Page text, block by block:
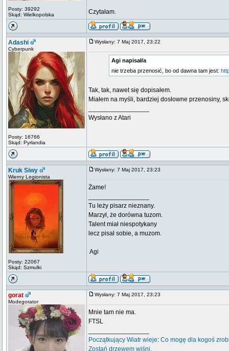
Posty: 39292
Skąd: Wielkopolska
Czytałam.
Adashi
Cyberpunk
Posty: 16766
Skąd: Pyrlandia
Wysłany: 7 Maj 2017, 23:22
Agi napisał/a
nie trzeba przenosić, bo od dawna tam jest:
Tak, tak, nawet się dopisałem.
Miałem na myśli, bardziej dosłowne przenosiny,
Wysłano z Atari
Kruk Siwy
Wierny Legionista
Posty: 22067
Skąd: Szmulki
Wysłany: 7 Maj 2017, 23:23
Żame!
Tu leży pisarz nieznany.
Marzył, że dorówna tuzom.
Talent miał niespotykany
lecz pisał sobie, a muzom.
 Agi
gorat
Modegorator
Wysłany: 7 Maj 2017, 23:23
Mnie tam nie ma.
FTSL
Początkujący Wiatr wieje: Co mogę dla kogoś
Zostań drzewem wiśni.